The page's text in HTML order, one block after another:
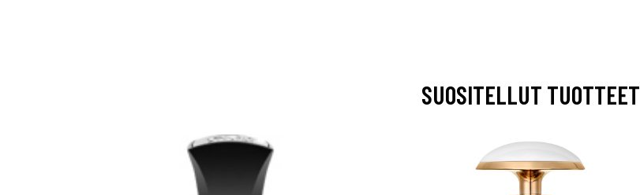
SUOSITELLUT TUOTTEET
Saat myös -200 € toimenpiteistä, kunvaraat
konsultaation